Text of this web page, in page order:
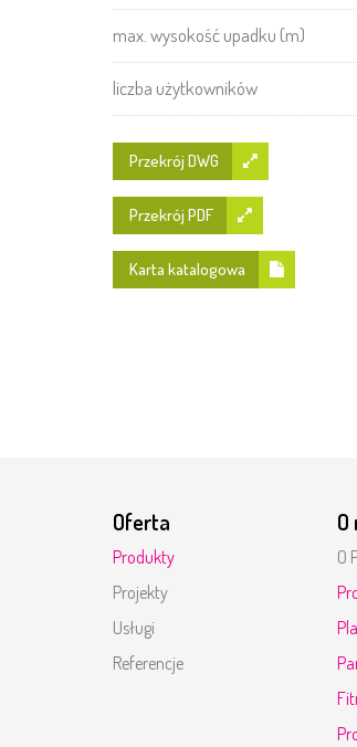
max. wysokość upadku (m)
liczba użytkowników
Przekrój DWG
Przekrój PDF
Karta katalogowa
Oferta
Produkty
Projekty
Usługi
Referencje
O
O